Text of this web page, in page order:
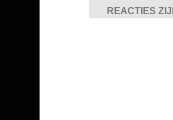
REACTIES